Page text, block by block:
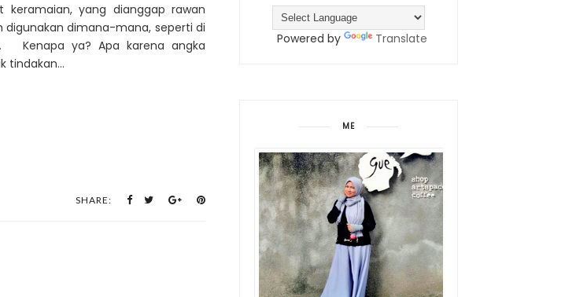
yang dianggap rawan
digunakan dimana-mana, seperti di
Kenapa ya? Apa karena angka
tindakan...
SHARE:
Powered by Translate
ME